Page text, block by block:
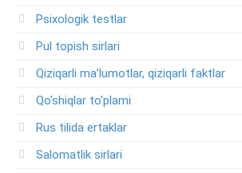
Psixologik testlar
Pul topish sirlari
Qiziqarli ma’lumotlar, qiziqarli faktlar
Qo'shiqlar to'plami
Rus tilida ertaklar
Salomatlik sirlari